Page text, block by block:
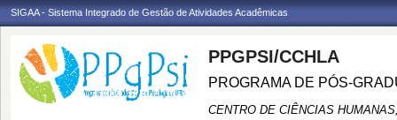
SIGAA - Sistema Integrado de Gestão de Atividades Acadêmicas
PPGPSI/CCHLA
PROGRAMA DE PÓS-
CENTRO DE CIÊNCIAS